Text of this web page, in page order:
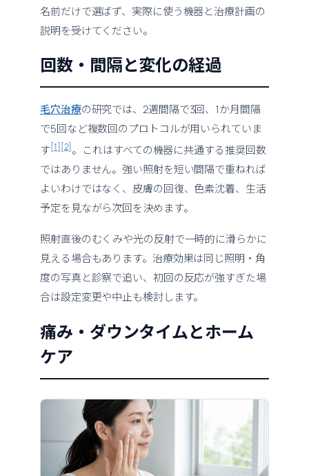
名前だけで選ばず、実際に使う機器と治療計画の
説明を受けてください。
回数・間隔と変化の経過
毛穴治療の研究では、2週間隔で3回、1か月間隔
で5回など複数回のプロトコルが用いられていま
す[1] [2]。これはすべての機器に共通する推奨回数
ではありません。強い照射を短い間隔で重ねれば
よいわけではなく、皮膚の回復、色素沈着、生活
予定を見ながら次回を決めます。
照射直後のむくみや光の反射で一時的に滑らかに
見える場合もあります。治療効果は同じ照明・角
度の写真と診察で追い、初回の反応が強すぎた場
合は設定変更や中止も検討します。
痛み・ダウンタイムとホーム
ケア